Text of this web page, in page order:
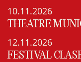
10.11.2026
THEATRE
12.11.2026
FESTIVAL